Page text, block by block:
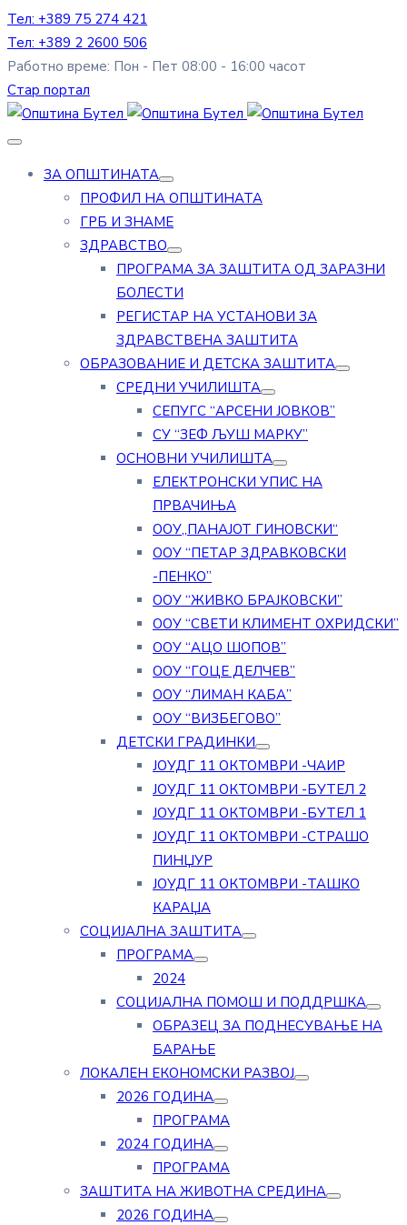
Тел: +389 75 274 421
Тел: +389 2 2600 506
Работно време: Пон - Пет 08:00 - 16:00 часот
Стар портал
ЗА ОПШТИНАТА
ПРОФИЛ НА ОПШТИНАТА
ГРБ И ЗНАМЕ
ЗДРАВСТВО
ПРОГРАМА ЗА ЗАШТИТА ОД ЗАРАЗНИ
БОЛЕСТИ
РЕГИСТАР НА УСТАНОВИ ЗА
ЗДРАВСТВЕНА ЗАШТИТА
ОБРАЗОВАНИЕ И ДЕТСКА ЗАШТИТА
СРЕДНИ УЧИЛИШТА
СЕПУГС “АРСЕНИ ЈОВКОВ”
СУ “ЗЕФ ЉУШ МАРКУ”
ОСНОВНИ УЧИЛИШТА
ЕЛЕКТРОНСКИ УПИС НА
ПРВАЧИЊА
ООУ„ПАНАЈОТ ГИНОВСКИ“
ООУ “ПЕТАР ЗДРАВКОВСКИ
-ПЕНКО”
ООУ “ЖИВКО БРАЈКОВСКИ”
ООУ “СВЕТИ КЛИМЕНТ ОХРИДСКИ”
ООУ “АЦО ШОПОВ”
ООУ “ГОЦЕ ДЕЛЧЕВ”
ООУ “ЛИМАН КАБА”
ООУ “ВИЗБЕГОВО”
ДЕТСКИ ГРАДИНКИ
ЈОУДГ 11 ОКТОМВРИ -ЧАИР
ЈОУДГ 11 ОКТОМВРИ -БУТЕЛ 2
ЈОУДГ 11 ОКТОМВРИ -БУТЕЛ 1
ЈОУДГ 11 ОКТОМВРИ -СТРАШО
ПИНЏУР
ЈОУДГ 11 ОКТОМВРИ -ТАШКО
КАРАЏА
СОЦИЈАЛНА ЗАШТИТА
ПРОГРАМА
2024
СОЦИЈАЛНА ПОМОШ И ПОДДРШКА
ОБРАЗЕЦ ЗА ПОДНЕСУВАЊЕ НА
БАРАЊЕ
ЛОКАЛЕН ЕКОНОМСКИ РАЗВОЈ
2026 ГОДИНА
ПРОГРАМА
2024 ГОДИНА
ПРОГРАМА
ЗАШТИТА НА ЖИВОТНА СРЕДИНА
2026 ГОДИНА